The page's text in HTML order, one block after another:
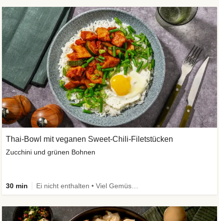
Thai-Bowl mit veganen Sweet-Chili-Filetstücken
Zucchini und grünen Bohnen
30 min